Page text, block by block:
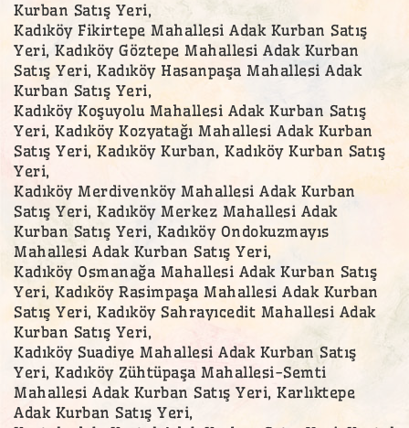
Kurban Satış Yeri,
Kadıköy Fikirtepe Mahallesi Adak Kurban Satış
Yeri, Kadıköy Göztepe Mahallesi Adak Kurban
Satış Yeri, Kadıköy Hasanpaşa Mahallesi Adak
Kurban Satış Yeri,
Kadıköy Koşuyolu Mahallesi Adak Kurban Satış
Yeri, Kadıköy Kozyatağı Mahallesi Adak Kurban
Satış Yeri, Kadıköy Kurban, Kadıköy Kurban Satış
Yeri,
Kadıköy Merdivenköy Mahallesi Adak Kurban
Satış Yeri, Kadıköy Merkez Mahallesi Adak
Kurban Satış Yeri, Kadıköy Ondokuzmayıs
Mahallesi Adak Kurban Satış Yeri,
Kadıköy Osmanağa Mahallesi Adak Kurban Satış
Yeri, Kadıköy Rasimpaşa Mahallesi Adak Kurban
Satış Yeri, Kadıköy Sahrayıcedit Mahallesi Adak
Kurban Satış Yeri,
Kadıköy Suadiye Mahallesi Adak Kurban Satış
Yeri, Kadıköy Zühtüpaşa Mahallesi-Semti
Mahallesi Adak Kurban Satış Yeri, Karlıktepe
Adak Kurban Satış Yeri,